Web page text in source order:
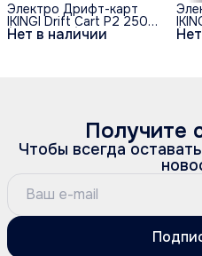
Нет в наличии
Электро Дрифт-карт
IKINGI Drift Cart P2 250W
(36V/4.4Ah) - Хип-Хоп
Получите
Чтобы всегда